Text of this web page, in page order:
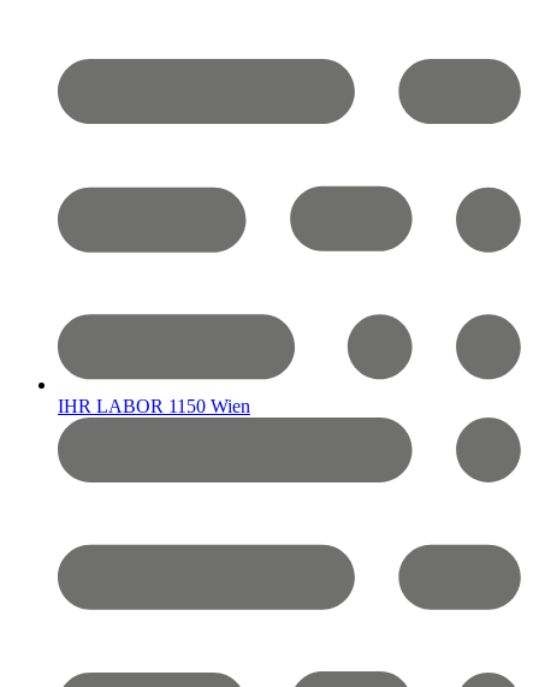
IHR LABOR 1150 Wien